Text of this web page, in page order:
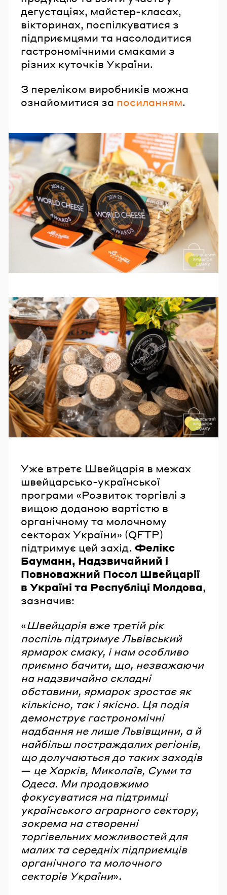
дегустаціях, майстер-класах,
вікторинах, поспілкуватися з
підприємцями та насолодитися
гастрономічними смаками з
різних куточків України.
З переліком виробників можна
ознайомитися за посиланням.
Уже втретє Швейцарія в межах
швейцарсько-української
програми «Розвиток торгівлі з
вищою доданою вартістю в
органічному та молочному
секторах України» (QFTP)
підтримує цей захід. Фелікс
Бауманн, Надзвичайний і
Повноважний Посол Швейцарії
в Україні та Республіці Молдова,
зазначив:
«Швейцарія вже третій рік
поспіль підтримує Львівський
ярмарок смаку, і нам особливо
приємно бачити, що, незважаючи
на надзвичайно складні
обставини, ярмарок зростає як
кількісно, так і якісно. Ця подія
демонструє гастрономічні
надбання не лише Львівщини, а й
найбільш постраждалих регіонів,
що долучаються до таких заходів
— це Харків, Миколаїв, Суми та
Одеса. Ми продовжимо
фокусуватися на підтримці
українського аграрного сектору,
зокрема на створенні
торгівельних можливостей для
малих та середніх підприємців
органічного та молочного
секторів України».